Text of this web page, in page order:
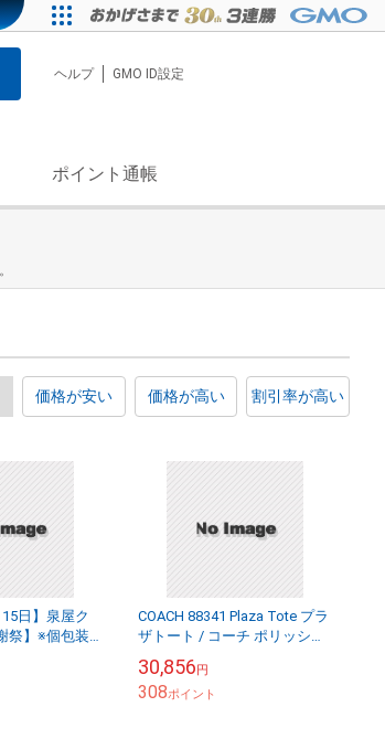
ヘルプ GMO ID設定
ポイント通帳
価格が安い 価格が高い 割引率が高い
15日】泉屋ク
祭】※個包装
COACH 88341 Plaza Tote プラ
ザトート / コーチ ポリッシュ
PC収納可 肩掛け ...
30,856円
308ポイント